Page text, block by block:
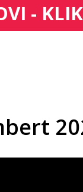
- KLIK